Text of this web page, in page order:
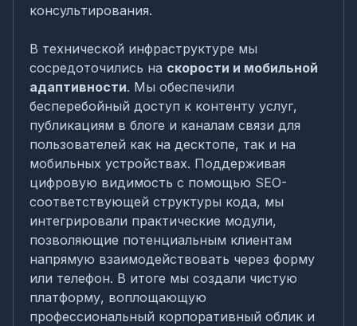
консультирования.
В технической инфраструктуре мы
сосредоточились на скорости и мобильной
адаптивности. Мы обеспечили
бесперебойный доступ к контенту услуг,
публикациям в блоге и каналам связи для
пользователей как на десктопе, так и на
мобильных устройствах. Поддерживая
цифровую видимость с помощью SEO-
соответствующей структуры кода, мы
интегрировали практические модули,
позволяющие потенциальным клиентам
напрямую взаимодействовать через форму
или телефон. В итоге мы создали чистую
платформу, воплощающую
профессиональный корпоративный облик и